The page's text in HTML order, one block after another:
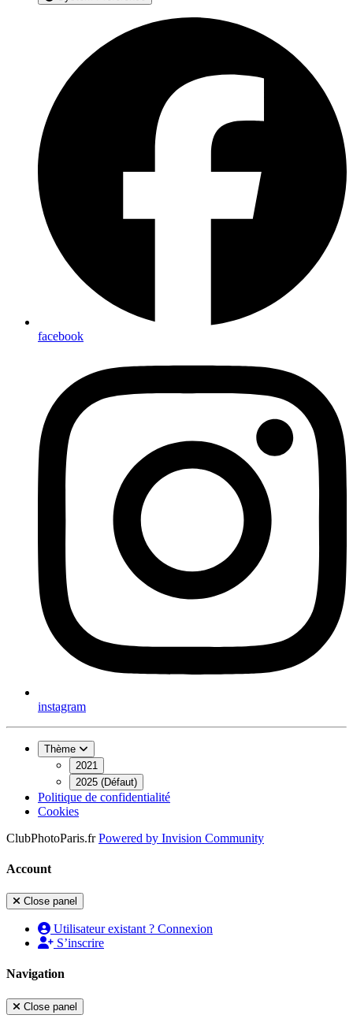
facebook
instagram
Thème
2021
2025 (Défaut)
Politique de confidentialité
Cookies
ClubPhotoParis.fr Powered by Invision Community
Account
Close panel
Utilisateur existant ? Connexion
S’inscrire
Navigation
Close panel